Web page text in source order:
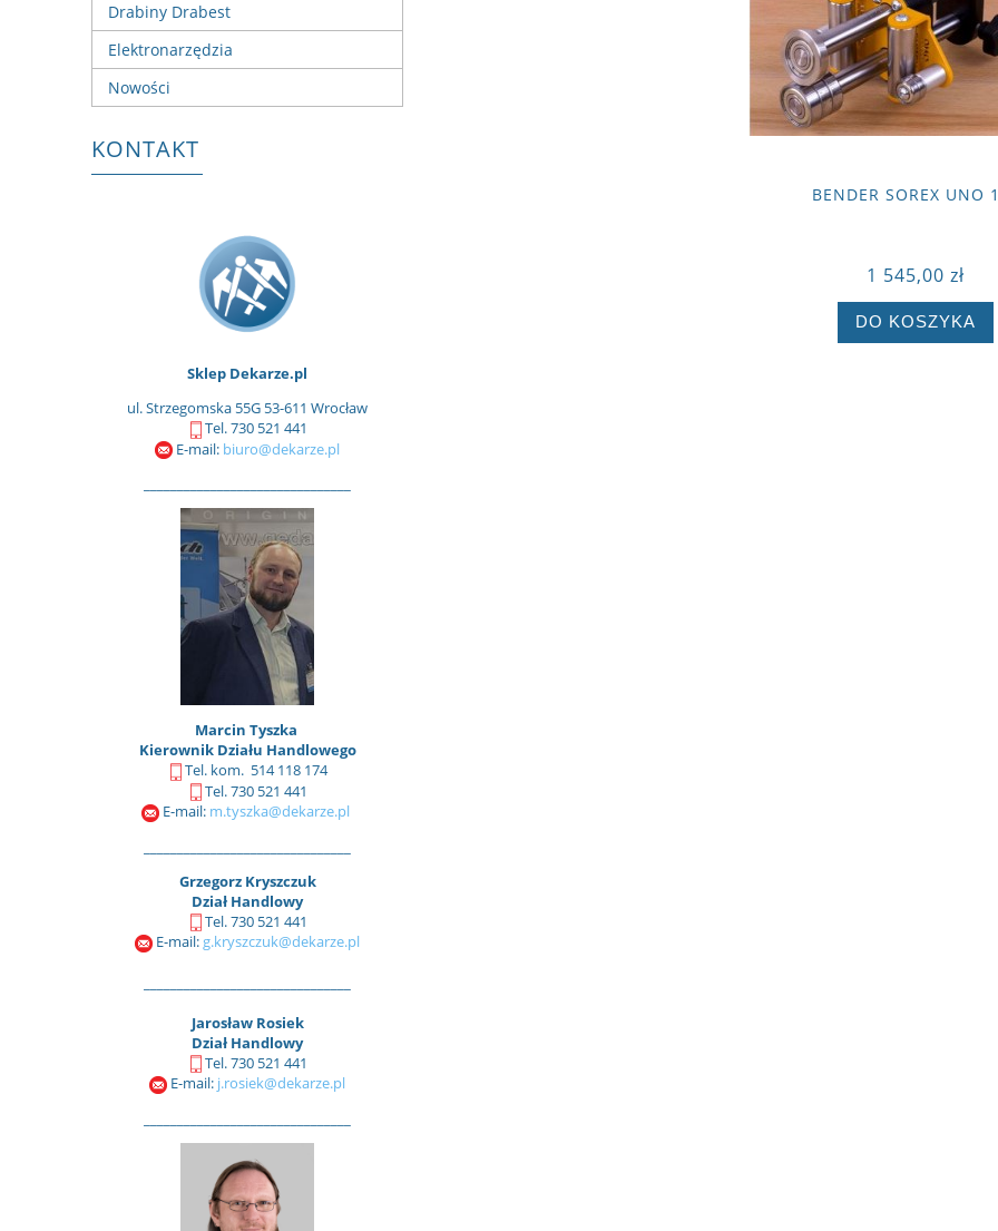
Drabiny Drabest
Elektronarzędzia
Nowości
KONTAKT
Sklep Dekarze.pl
ul. Strzegomska 55G 53-611 Wrocław
Tel. 730 521 441
E-mail: biuro@dekarze.pl
Marcin Tyszka
Kierownik Działu Handlowego
Tel. kom. 514 118 174
Tel. 730 521 441
E-mail: m.tyszka@dekarze.pl
Grzegorz Kryszczuk
Dział Handlowy
Tel. 730 521 441
E-mail: g.kryszczuk@dekarze.pl
Jarosław Rosiek
Dział Handlowy
Tel. 730 521 441
E-mail: j.rosiek@dekarze.pl
BENDER SOREX UNO
1 545,00 zł
DO KOSZYKA